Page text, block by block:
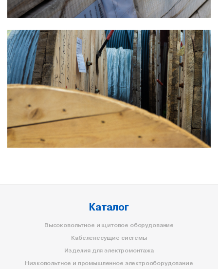
Каталог
Высоковольтное и щитовое оборудование
Кабеленесущие системы
Изделия для электромонтажа
Низковольтное и промышленное электрооборудование